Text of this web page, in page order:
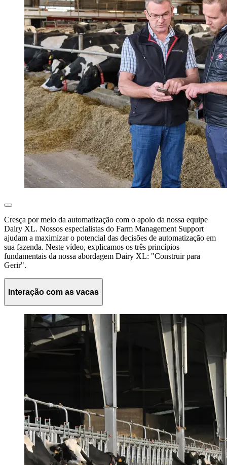
Cresça por meio da automatização com o apoio da nossa equipe
Dairy XL. Nossos especialistas do Farm Management Support
ajudam a maximizar o potencial das decisões de automatização em
sua fazenda. Neste vídeo, explicamos os três princípios
fundamentais da nossa abordagem Dairy XL: "Construir para
Gerir".
Interação com as vacas